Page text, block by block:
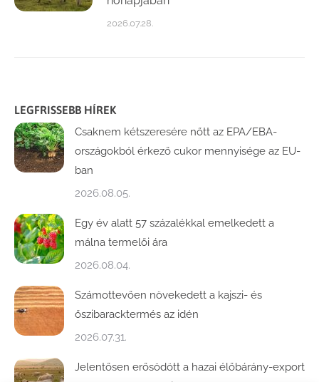
2026.07.28.
LEGFRISSEBB HÍREK
Csaknem kétszeresére nőtt az EPA/EBA-
országokból érkező cukor mennyisége az EU-
ban
2026.08.05.
Egy év alatt 57 százalékkal emelkedett a
málna termelői ára
2026.08.04.
Számottevően növekedett a kajszi- és
őszibaracktermés az idén
2026.07.31.
Jelentősen erősödött a hazai élőbárány-export